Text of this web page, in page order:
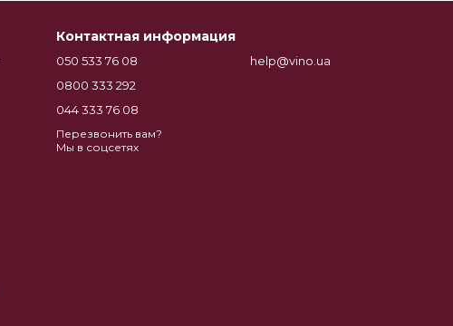
Контактная информация
050 533 76 08
0800 333 292
044 333 76 08
Перезвонить вам?
help@vino.ua
Мы в соцсетях